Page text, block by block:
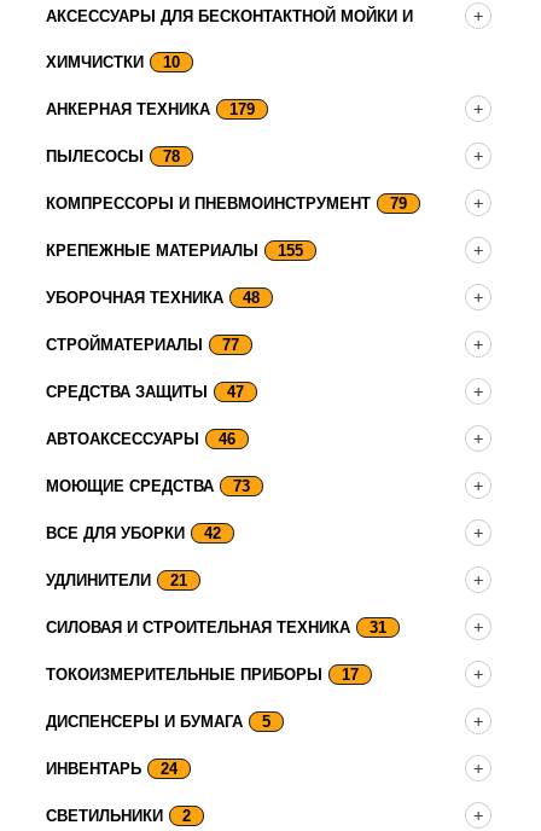
АКСЕССУАРЫ ДЛЯ БЕСКОНТАКТНОЙ МОЙКИ И
ХИМЧИСТКИ 10
АНКЕРНАЯ ТЕХНИКА 179
ПЫЛЕСОСЫ 78
КОМПРЕССОРЫ И ПНЕВМОИНСТРУМЕНТ 79
КРЕПЕЖНЫЕ МАТЕРИАЛЫ 155
УБОРОЧНАЯ ТЕХНИКА 48
СТРОЙМАТЕРИАЛЫ 77
СРЕДСТВА ЗАЩИТЫ 47
АВТОАКСЕССУАРЫ 46
МОЮЩИЕ СРЕДСТВА 73
ВСЕ ДЛЯ УБОРКИ 42
УДЛИНИТЕЛИ 21
СИЛОВАЯ И СТРОИТЕЛЬНАЯ ТЕХНИКА 31
ТОКОИЗМЕРИТЕЛЬНЫЕ ПРИБОРЫ 17
ДИСПЕНСЕРЫ И БУМАГА 5
ИНВЕНТАРЬ 24
СВЕТИЛЬНИКИ 2